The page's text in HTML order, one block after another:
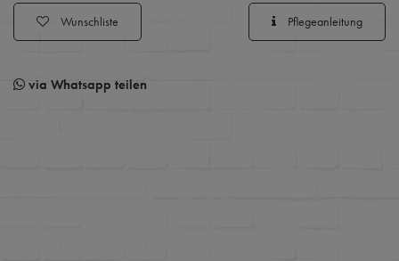
Wunschliste Pflegeanleitung
via Whatsapp teilen